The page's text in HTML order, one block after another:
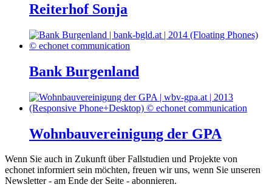
Reiterhof Sonja
Bank Burgenland
Wohnbauvereinigung der GPA
Wenn Sie auch in Zukunft über Fallstudien und Projekte von
echonet informiert sein möchten, freuen wir uns, wenn Sie unseren
Newsletter - am Ende der Seite - abonnieren.